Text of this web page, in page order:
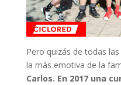
Pero quizás de todas
la más emotiva de la
Carlos. En 2017 una